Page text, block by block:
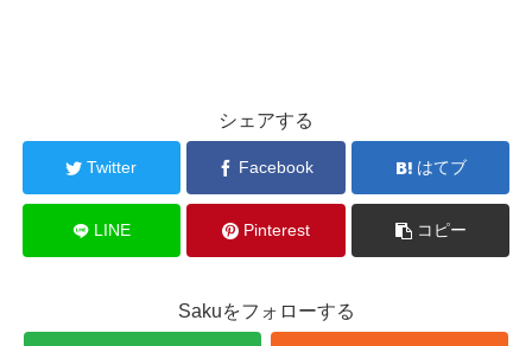
シェアする
Twitter Facebook はてブ
LINE Pinterest コピー
Sakuをフォローする